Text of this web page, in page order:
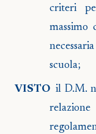
criteri
massimo
scuola;
VISTO il D.M.